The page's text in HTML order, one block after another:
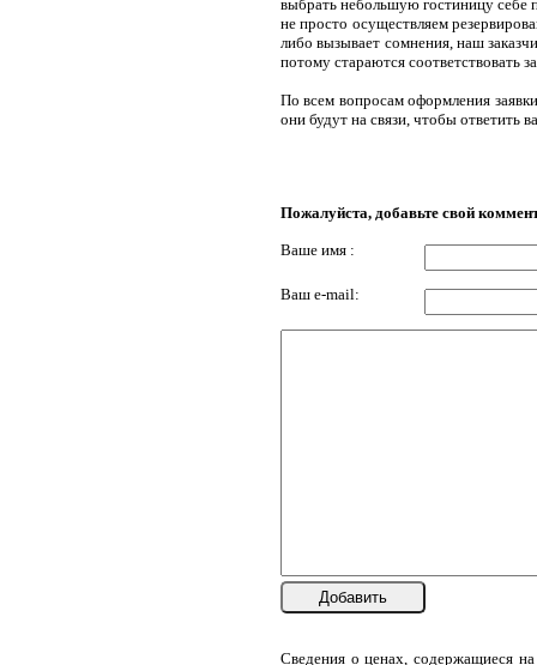
выбрать небольшую гостиницу себе
не просто осуществляем
либо вызывает сомнения, наш
потому стараются соответствовать
По всем вопросам оформления
они будут на связи, чтобы ответить
Пожалуйста, добавьте свой
Ваше имя :
Ваш e-mail:
Добавить
Сведения о ценах, содержащиеся